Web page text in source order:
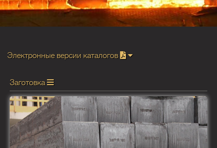
Электронные версии каталогов
Заготовка